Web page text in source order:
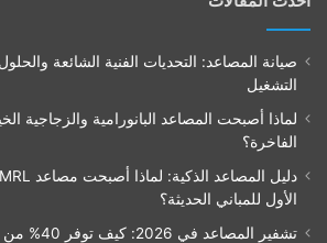
صيانة المصاعد: التحديات الفنية الشائعة
التشغيل
لماذا أصبحت المصاعد البانورامية والزجاجية
الفاخرة؟
الأول للمباني الحديثة؟
تشفير المصاعد في 2026: كيف توفر 40% من تكاليف صيانة المصعد؟